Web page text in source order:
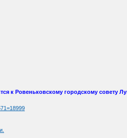
к Ровеньковскому городскому совету